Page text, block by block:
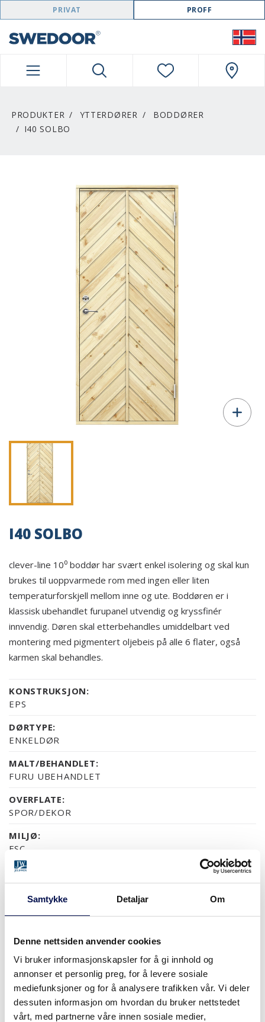
Samtykke Detaljar Om
Denne nettsiden anvender cookies
Vi bruker informasjonskapsler for å gi innhold og
annonser et personlig preg, for å levere sosiale
mediefunksjoner og for å analysere trafikken vår. Vi deler
dessuten informasjon om hvordan du bruker nettstedet
vårt, med partnerne våre innen sosiale medier,
SWEDOOR NAVIGATION
PRIVAT PROFF
PRODUKTER YTTERDØRER
BODDØRER
I40 SOLBO
I40 SOLBO
clever-line 10⁰ boddør har svært enkel isolering og skal kun
brukes til uoppvarmede rom med ingen eller liten
temperaturforskjell mellom inne og ute. Boddøren er i
klassisk ubehandlet furupanel utvendig og kryssfinér
innvendig. Døren skal etterbehandles umiddelbart ved
montering med pigmentert oljebeis på alle 6 flater, også
karmen skal behandles.
KONSTRUKSJON:
EPS
DØRTYPE:
ENKELDØR
MALT/BEHANDLET:
FURU UBEHANDLET
OVERFLATE:
SPOR/DEKOR
MILJØ:
FSC
GARANTI:
5 ÅRS PRODUKTGARANTI
OVERFLATER (1)
CONTENT.PRODUCT.SWATCH.FINISH.PINE
STØRRELSER